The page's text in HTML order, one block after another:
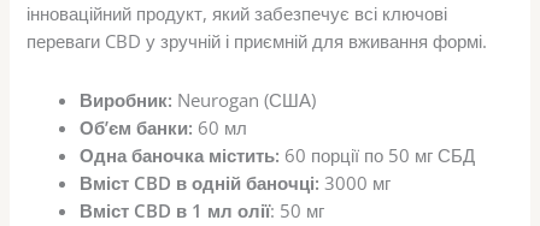
інноваційний продукт, який забезпечує всі ключові
переваги CBD у зручній і приємній для вживання формі.
Виробник: Neurogan (США)
Об’єм банки: 60 мл
Одна баночка містить: 60 порції по 50 мг СБД
Вміст CBD в одній баночці: 3000 мг
Вміст CBD в 1 мл олії: 50 мг